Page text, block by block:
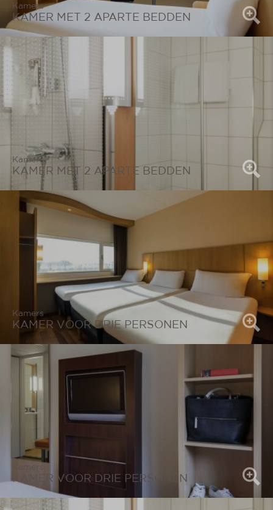
Kamers
KAMER MET 2 APARTE BEDDEN
Kamers
KAMER MET 2 APARTE BEDDEN
Kamers
KAMER VOOR DRIE PERSONEN
KAMER VOOR DRIE PERSONEN